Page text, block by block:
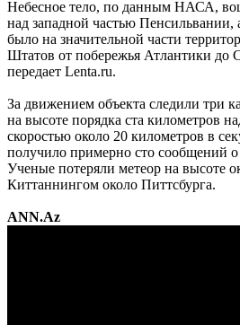
Небесное тело, по данным НАСА,
над западной частью Пенсильвании,
было на значительной части
Штатов от побережья Атлантики до
передает Lenta.ru.
За движением объекта следили три
на высоте порядка ста километров
скоростью около 20 километров в
получило примерно сто сообщений
Ученые потеряли метеор на высоте
Киттаннингом около Питтсбурга.
ANN.Az